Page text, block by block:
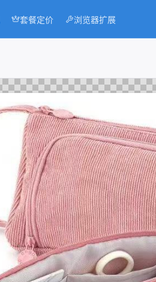
套餐定价 浏览器扩展